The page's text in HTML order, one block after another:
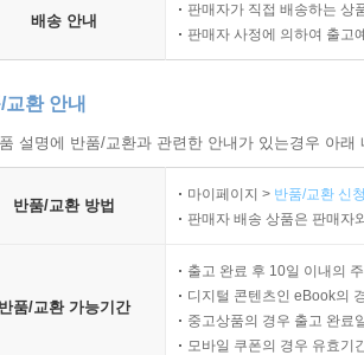
배송 안내
판매자가 직접 배송하는 상
판매자 사정에 의하여 출고
교환 안내
설명에 반품/교환과 관련한 안내가 있는경우 아
반품/교환 방법
마이페이지 > 반품/교환 신
판매자 배송 상품은 판매자
반품/교환 가능기간
출고 완료 후 10일 이내의
디지털 콘텐츠인 eBook의
중고상품의 경우 출고 완료
모바일 쿠폰의 경우 유효기